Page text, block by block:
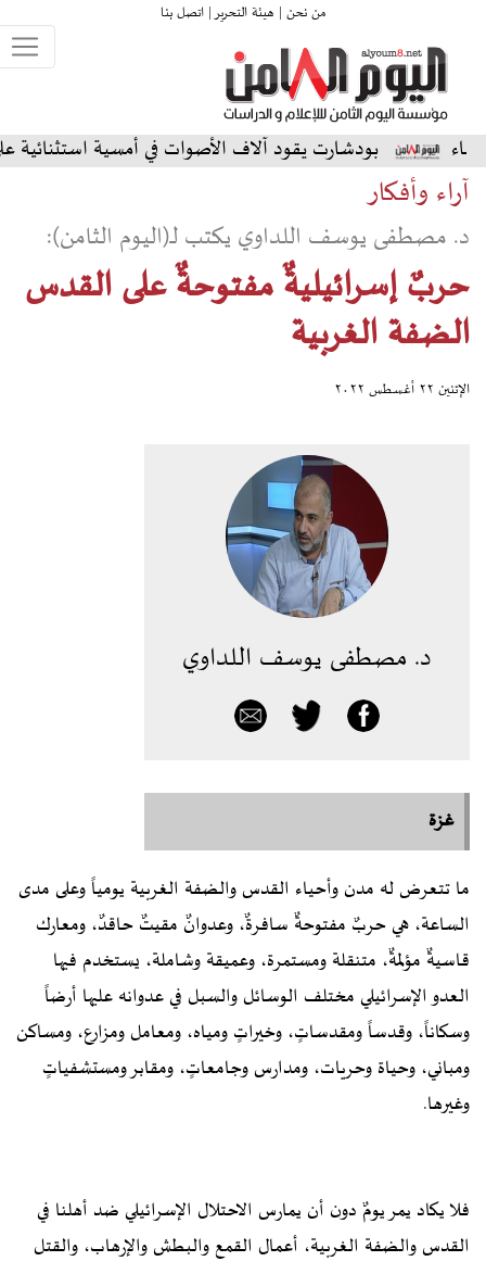
من نحن | هيئة التحرير |اتصل بنا
يقود آلاف الأصوات في أمسية استثنائية على المسرح
آراء وأفكار
د. مصطفى يوسف اللداوي يكتب لـ(اليوم الثامن):
حربٌ إسرائيليةٌ مفتوحةٌ على القدس
الضفة الغربية
الإثنين ٢٢ أغسطس ٢٠٢٢
د. مصطفى يوسف اللداوي
غزة
ما تتعرض له مدن وأحياء القدس والضفة الغربية يومياً وعلى مدى
الساعة، هي حربٌ مفتوحةٌ سافرةٌ، وعدوانٌ مقيتٌ حاقدٌ، ومعارك
قاسيةٌ مؤلمةٌ، متنقلة ومستمرة، وعميقة وشاملة، يستخدم فيها
العدو الإسرائيلي مختلف الوسائل والسبل في عدوانه عليها أرضاً
وسكاناً، وقدساً ومقدساتٍ، وخيراتٍ ومياه، ومعامل ومزارع، ومساكن
ومباني، وحياة وحريات، ومدارس وجامعاتٍ، ومقابر ومستشفياتٍ
وغيرها.
فلا يكاد يمر يومٌ دون أن يمارس الاحتلال الإسرائيلي ضد أهلنا في
القدس والضفة الغربية، أعمال القمع والبطش والإرهاب، والقتل